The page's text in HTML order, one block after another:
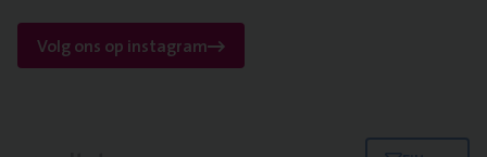
Volg ons op instagram